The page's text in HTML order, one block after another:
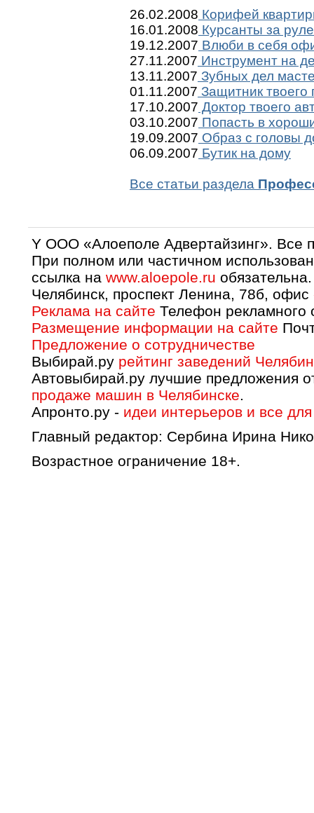
26.02.2008 Корифей
16.01.2008 Курсанты за
19.12.2007 Влюби в себя
27.11.2007 Инструмент на
13.11.2007 Зубных дел
01.11.2007 Защитник твоего
17.10.2007 Доктор твоего
03.10.2007 Попасть в
19.09.2007 Образ с головы
06.09.2007 Бутик на дому
Все статьи раздела
Y OOO «Алоеполе Адвертайзинг».
При полном или частичном
ссылка на www.aloepole.ru обязательна.
Челябинск, проспект Ленина, 78б, офис
Реклама на сайте Телефон рекламного
Размещение информации на сайте
Предложение о сотрудничестве
Выбирай.ру рейтинг заведений
Автовыбирай.ру лучшие предложения
продаже машин в Челябинске.
Апронто.ру - идеи интерьеров и все
Главный редактор: Сербина Ирина
Возрастное ограничение 18+.